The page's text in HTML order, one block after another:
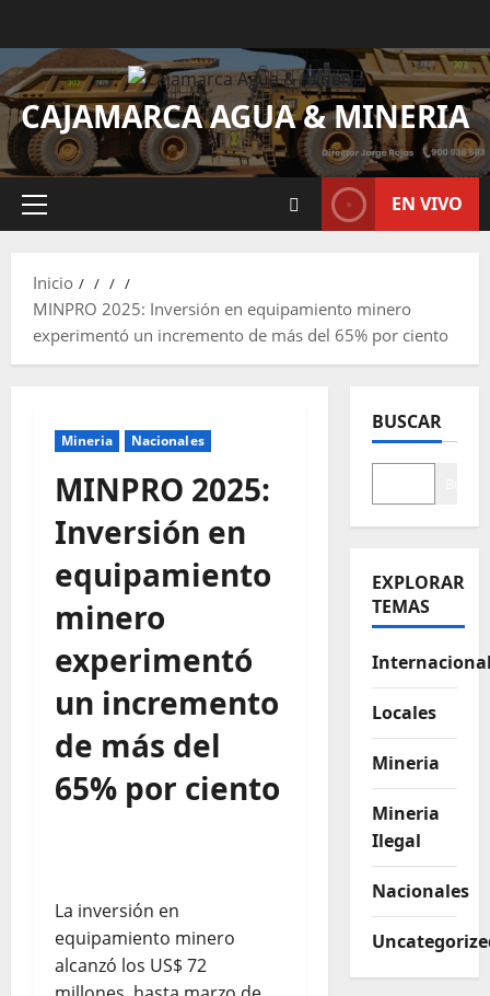
CAJAMARCA AGUA & MINERIA
EN VIVO
Inicio
MINPRO 2025: Inversión en equipamiento minero
experimentó un incremento de más del 65% por ciento
Mineria Nacionales
MINPRO 2025:
Inversión en
equipamiento
minero
experimentó
un incremento
de más del
65% por ciento
La inversión en
equipamiento minero
alcanzó los US$ 72
BUSCAR
EXPLORAR
TEMAS
Locales
Mineria
Mineria
Ilegal
Nacionales